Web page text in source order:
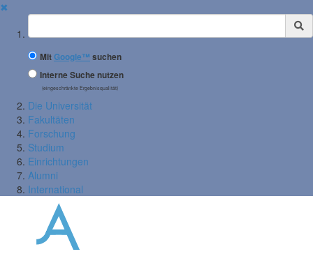
✖
Suchbegriff
MitGoogle™ suchen
Interne Suche nutzen
(eingeschränkte Ergebnisqualität)
Die Universität
Fakultäten
Forschung
Studium
Einrichtungen
Alumni
International